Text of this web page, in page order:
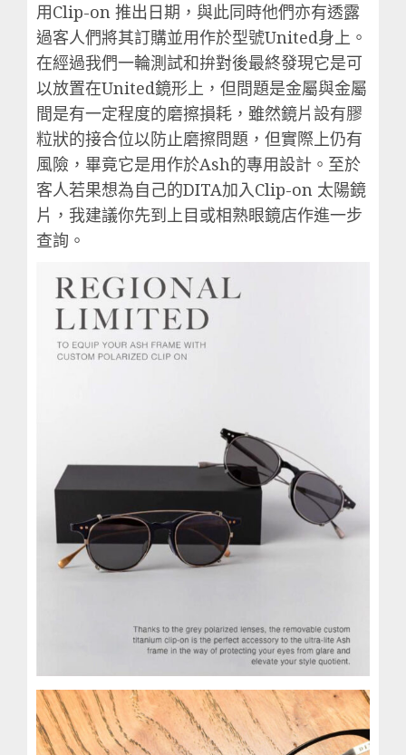
用Clip-on 推出日期，與此同時他們亦有透露
過客人們將其訂購並用作於型號United身上。
在經過我們一輪測試和拚對後最終發現它是可
以放置在United鏡形上，但問題是金屬與金屬
間是有一定程度的磨擦損耗，雖然鏡片設有膠
粒狀的接合位以防止磨擦問題，但實際上仍有
風險，畢竟它是用作於Ash的專用設計。至於
客人若果想為自己的DITA加入Clip-on 太陽鏡
片，我建議你先到上目或相熟眼鏡店作進一步
查詢。